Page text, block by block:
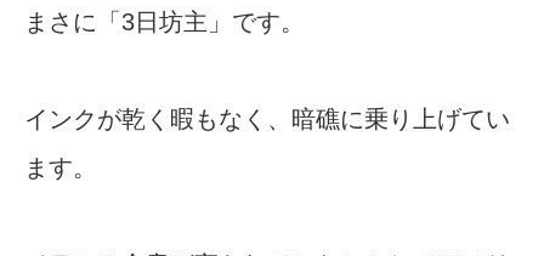
まさに「3日坊主」です。
インクが乾く暇もなく、暗礁に乗り上げてい
ます。